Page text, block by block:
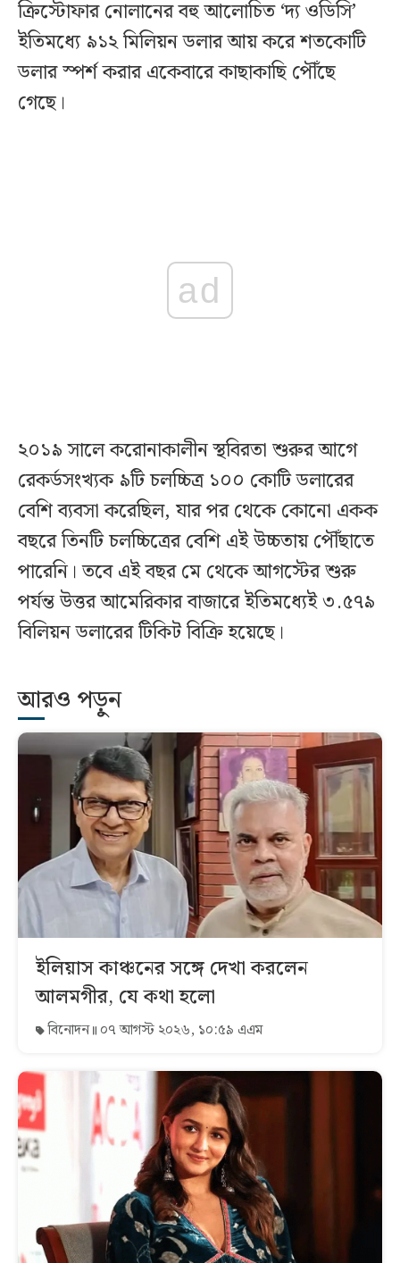
ক্রিস্টোফার নোলানের বহু আলোচিত ‘দ্য ওডিসি’
ইতিমধ্যে ৯১২ মিলিয়ন ডলার আয় করে শতকোটি
ডলার স্পর্শ করার একেবারে কাছাকাছি পৌঁছে
গেছে।
ad
২০১৯ সালে করোনাকালীন স্থবিরতা শুরুর আগে
রেকর্ডসংখ্যক ৯টি চলচ্চিত্র ১০০ কোটি ডলারের
বেশি ব্যবসা করেছিল, যার পর থেকে কোনো একক
বছরে তিনটি চলচ্চিত্রের বেশি এই উচ্চতায় পৌঁছাতে
পারেনি। তবে এই বছর মে থেকে আগস্টের শুরু
পর্যন্ত উত্তর আমেরিকার বাজারে ইতিমধ্যেই ৩.৫৭৯
বিলিয়ন ডলারের টিকিট বিক্রি হয়েছে।
আরও পড়ুন
ইলিয়াস কাঞ্চনের সঙ্গে দেখা করলেন
আলমগীর, যে কথা হলো
বিনোদন ০৭ আগস্ট ২০২৬, ১০:৫৯ এএম